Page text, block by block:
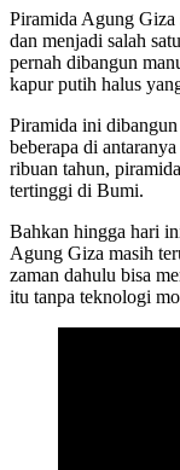
Piramida Agung Giza
dan menjadi salah
pernah dibangun
kapur putih halus
Piramida ini
beberapa di
ribuan tahun,
tertinggi di Bumi.
Bahkan hingga hari
Agung Giza masih
zaman dahulu bisa
itu tanpa teknologi